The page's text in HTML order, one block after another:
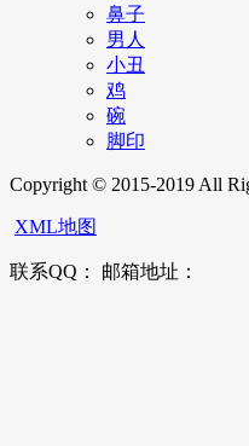
鼻子
男人
小丑
鸡
碗
脚印
Copyright © 2015-2019 All
XML地图
联系QQ： 邮箱地址：